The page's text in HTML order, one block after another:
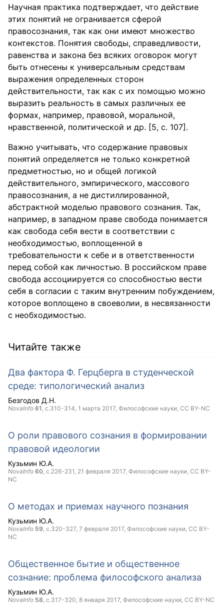
Научная практика подтверждает, что действие
этих понятий не огранивается сферой
правосознания, так как они имеют множество
контекстов. Понятия свободы, справедливости,
равенства и закона без всяких оговорок могут
быть отнесены к универсальным средствам
выражения определенных сторон
действительности, так как с их помощью можно
выразить реальность в самых различных ее
формах, например, правовой, моральной,
нравственной, политической и др. [5, с. 107].
Важно учитывать, что содержание правовых
понятий определяется не только конкретной
предметностью, но и общей логикой
действительного, эмпирического, массового
правосознания, а не дистиллированной,
абстрактной моделью правового сознания. Так,
например, в западном праве свобода понимается
как свобода себя вести в соответствии с
необходимостью, воплощенной в
требовательности к себе и в ответственности
перед собой как личностью. В российском праве
свобода ассоциируется со способностью вести
себя в согласии с таким внутренним побуждением,
которое воплощено в своеволии, в несвязанности
с необходимостью.
Читайте также
Два фактора Ф. Герцберга в студенческой
среде: типологический анализ
Безгодов Д.Н.
NovaInfo 61, с.310-314, 1 марта 2017, Философские науки, CC BY-NC
О роли правового сознания в формировании
правовой идеологии
Кузьмин Ю.А.
NovaInfo 60, с.226-231, 21 февраля 2017, Философские науки, CC BY-
NC
О методах и приемах научного познания
Кузьмин Ю.А.
NovaInfo 59, с.320-327, 7 февраля 2017, Философские науки, CC BY-
NC
Общественное бытие и общественное
сознание: проблема философского анализа
Кузьмин Ю.А.
NovaInfo 58, с.317-320, 8 января 2017, Философские науки, CC BY-NC